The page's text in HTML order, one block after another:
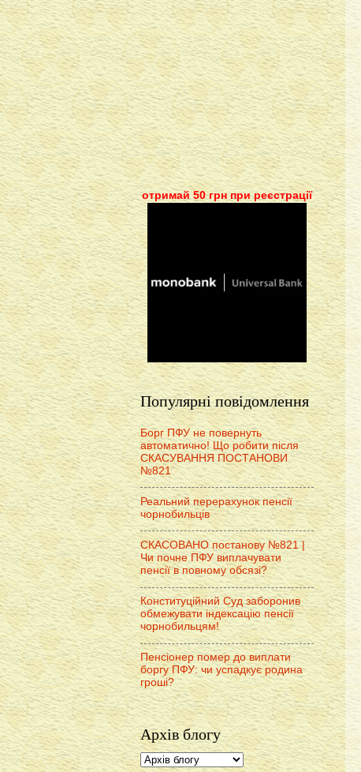
отримай 50 грн при реєстрації
Популярні повідомлення
Борг ПФУ не повернуть
автоматично! Що робити після
СКАСУВАННЯ ПОСТАНОВИ
№821
Реальний перерахунок пенсії
чорнобильців
СКАСОВАНО постанову №821 |
Чи почне ПФУ виплачувати
пенсії в повному обсязі?
Конституційний Суд заборонив
обмежувати індексацію пенсії
чорнобильцям!
Пенсіонер помер до виплати
боргу ПФУ: чи успадкує родина
гроші?
Архів блогу